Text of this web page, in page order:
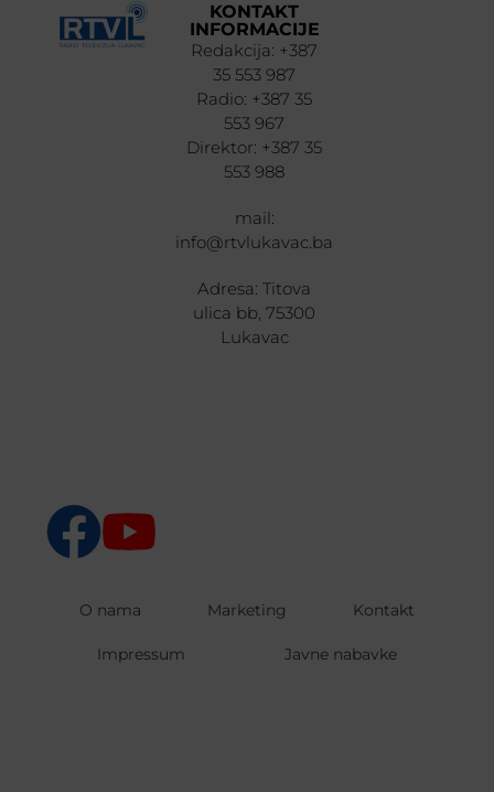
KONTAKT
INFORMACIJE
Redakcija: +387
35 553 987
Radio: +387 35
553 967
Direktor: +387 35
553 988
mail:
info@rtvlukavac.ba
Adresa: Titova
ulica bb, 75300
Lukavac
O nama Marketing Kontakt
Impressum Javne nabavke